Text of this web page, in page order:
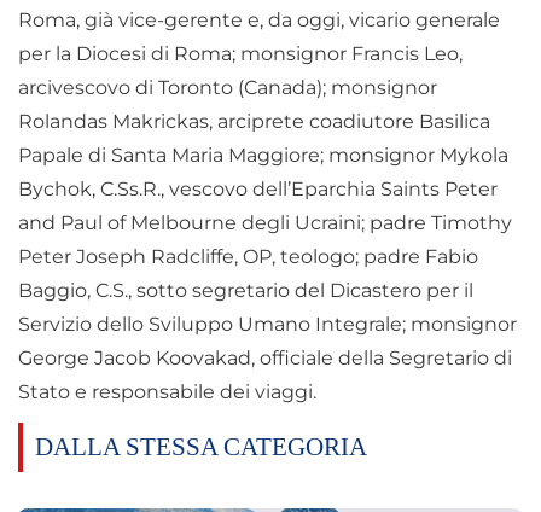
Roma, già vice-gerente e, da oggi, vicario generale
per la Diocesi di Roma; monsignor Francis Leo,
arcivescovo di Toronto (Canada); monsignor
Rolandas Makrickas, arciprete coadiutore Basilica
Papale di Santa Maria Maggiore; monsignor Mykola
Bychok, C.Ss.R., vescovo dell’Eparchia Saints Peter
and Paul of Melbourne degli Ucraini; padre Timothy
Peter Joseph Radcliffe, OP, teologo; padre Fabio
Baggio, C.S., sotto segretario del Dicastero per il
Servizio dello Sviluppo Umano Integrale; monsignor
George Jacob Koovakad, officiale della Segretario di
Stato e responsabile dei viaggi.
DALLA STESSA CATEGORIA